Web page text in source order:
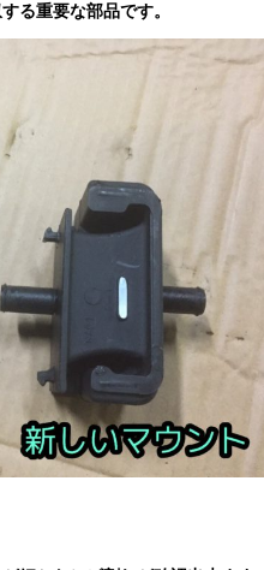
る重要な部品です。